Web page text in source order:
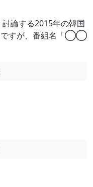
論する2015年の韓国
ですが、番組名「◯◯